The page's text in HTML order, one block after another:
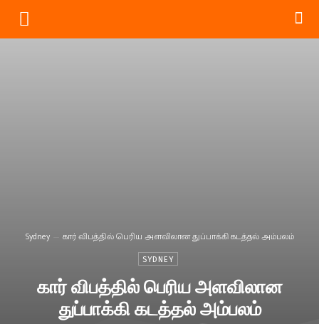
Sydney கார் விபத்தில் பெரிய அளவிலான துப்பாக்கி கடத்தல் அம்பலம்
SYDNEY
கார் விபத்தில் பெரிய அளவிலான
துப்பாக்கி கடத்தல் அம்பலம்